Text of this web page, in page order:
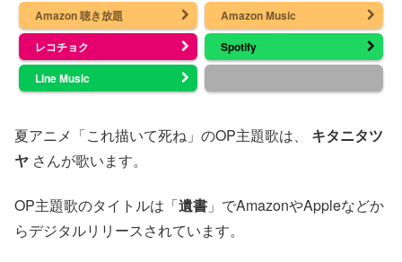
Amazon 聴き放題
Amazon Music
レコチョク
Spotify
Line Music
夏アニメ「これ描いて死ね」のOP主題歌は、 キタニタツ
ヤ さんが歌います。
OP主題歌のタイトルは「遺書 」でAmazonやAppleなどか
らデジタルリリースされています。